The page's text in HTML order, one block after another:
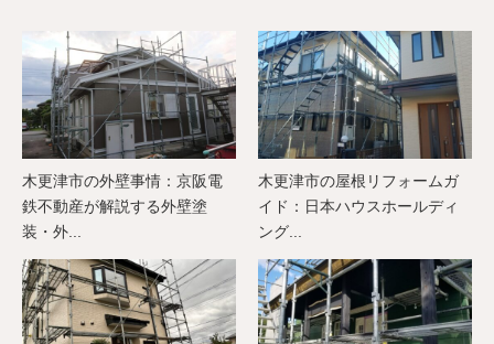
木更津市の外壁事情：京阪電
鉄不動産が解説する外壁塗
装・外...
木更津市の屋根リフォームガ
イド：日本ハウスホールディ
ング...